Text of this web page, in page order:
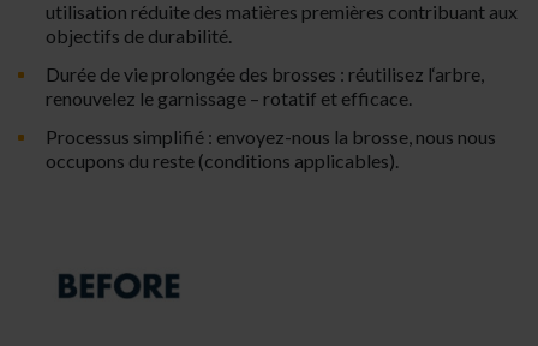
utilisation réduite des matières premières contribuant aux
objectifs de durabilité.
Durée de vie prolongée des brosses : réutilisez l‘arbre,
renouvelez le garnissage – rotatif et efficace.
Processus simplifié : envoyez-nous la brosse, nous nous
occupons du reste (conditions applicables).